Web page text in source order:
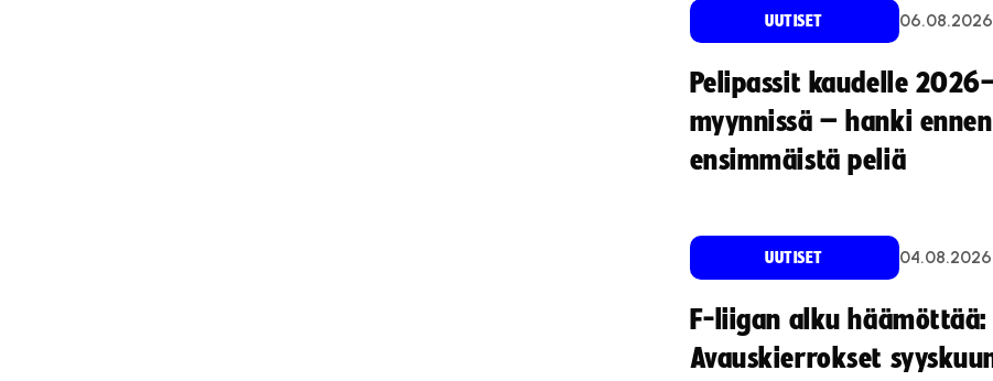
UUTISET 06.08.2026
Pelipassit kaudelle
myynnissä – hanki ennen
ensimmäistä peliä
UUTISET 04.08.2026
F-liigan alku häämöttää:
Avauskierrokset